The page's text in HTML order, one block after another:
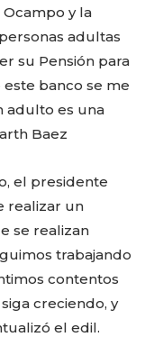
y la
adultas
su Pensión para
banco se me
adulto es una
Baez
el presidente
realizar un
se realizan
trabajando
contentos
creciendo, y
el edil.